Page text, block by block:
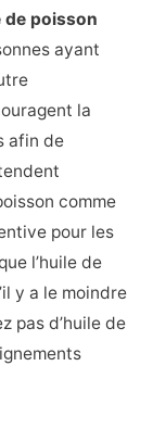
de poisson
ayant
la
afin de
comme
pour les
l’huile de
y a le moindre
pas d’huile de